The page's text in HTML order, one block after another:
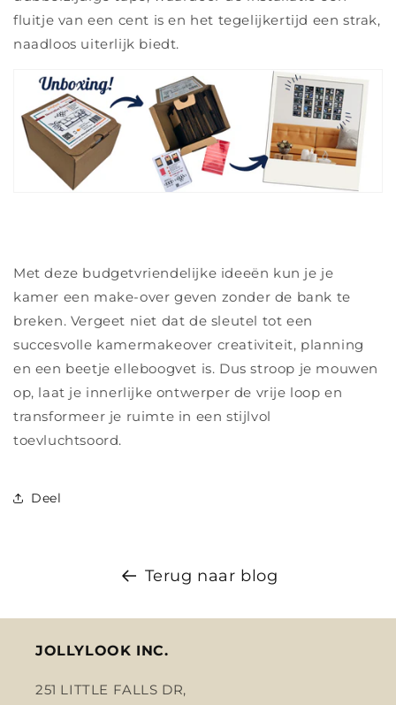
fluitje van een cent is en het tegelijkertijd een strak,
naadloos uiterlijk biedt.
Met deze budgetvriendelijke ideeën kun je je
kamer een make-over geven zonder de bank te
breken. Vergeet niet dat de sleutel tot een
succesvolle kamermakeover creativiteit, planning
en een beetje elleboogvet is. Dus stroop je mouwen
op, laat je innerlijke ontwerper de vrije loop en
transformeer je ruimte in een stijlvol
toevluchtsoord.
Deel
Terug naar blog
JOLLYLOOK INC.
251 LITTLE FALLS DR,